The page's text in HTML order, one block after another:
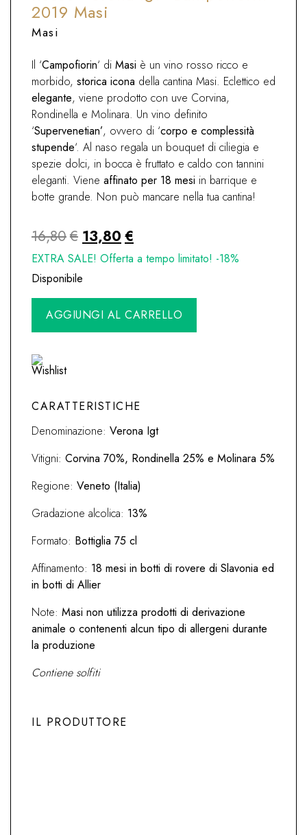
2019 Masi
Masi
Il ‘Campofiorin‘ di Masi è un vino rosso ricco e
morbido, storica icona della cantina Masi. Eclettico ed
elegante, viene prodotto con uve Corvina,
Rondinella e Molinara. Un vino definito
‘Supervenetian’, ovvero di ‘corpo e complessità
stupende‘. Al naso regala un bouquet di ciliegia e
spezie dolci, in bocca è fruttato e caldo con tannini
eleganti. Viene affinato per 18 mesi in barrique e
botte grande. Non può mancare nella tua cantina!
16,80€ Il
prezzo
originale
era:
16,80€.
13,80 €
prezzo
è:
13,80€.
EXTRA SALE! Offerta a tempo limitato! -18%
Disponibile
Verona
'Campofiorin'
2019
quantità
AGGIUNGI AL CARRELLO
CARATTERISTICHE
Denominazione: Verona Igt
Vitigni: Corvina 70%, Rondinella 25% e Molinara 5%
Regione: Veneto (Italia)
Gradazione alcolica: 13%
Formato: Bottiglia 75 cl
Affinamento: 18 mesi in botti di rovere di Slavonia ed
in botti di Allier
Note: Masi non utilizza prodotti di derivazione
animale o contenenti alcun tipo di allergeni durante
la produzione
Contiene solfiti
IL PRODUTTORE